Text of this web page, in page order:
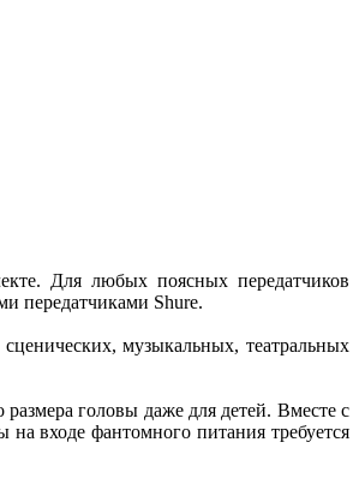
Для любых поясных передатчиков
передатчиками Shure.
музыкальных, театральных
головы даже для детей. Вместе с
входе фантомного питания требуется